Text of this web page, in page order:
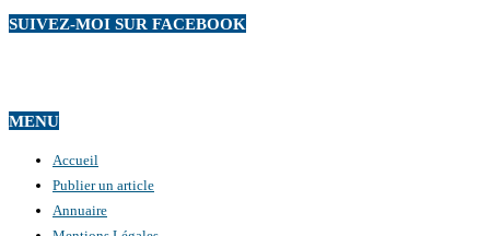
SUIVEZ-MOI SUR FACEBOOK
MENU
Accueil
Publier un article
Annuaire